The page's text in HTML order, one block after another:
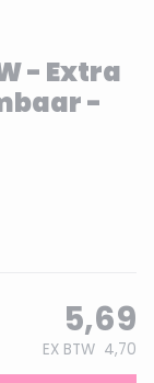
- Extra
-
5,69
EX BTW 4,70